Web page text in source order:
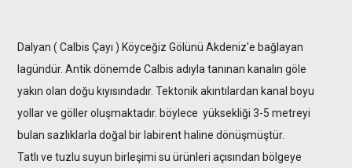
Dalyan ( Calbis Çayı ) Köyceğiz Gölünü Akdeniz'e bağlayan
lagündür. Antik dönemde Calbis adıyla tanınan kanalın göle
yakın olan doğu kıyısındadır. Tektonik akıntılardan kanal boyu
yollar ve göller oluşmaktadır. böylece yüksekliği 3-5 metreyi
bulan sazlıklarla doğal bir labirent haline dönüşmüştür.
Tatlı ve tuzlu suyun birleşimi su ürünleri açısından bölgeye